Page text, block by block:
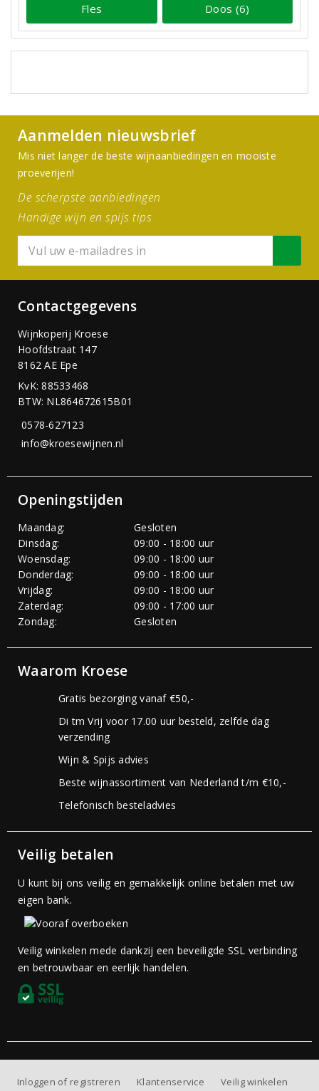
Fles Doos (6)
Aanmelden nieuwsbrief
Mis niet langer de beste wijnaanbiedingen en mooiste
proeverijen!
De scherpste aanbiedingen
Handige wijn en spijs tips
Contactgegevens
Wijnkoperij Kroese
Hoofdstraat 147
8162 AE Epe
KvK: 88533468
BTW: NL864672615B01
0578-627123
info@kroesewijnen.nl
Openingstijden
Maandag:
Gesloten
Dinsdag:
09:00 - 18:00 uur
Woensdag:
09:00 - 18:00 uur
Donderdag:
09:00 - 18:00 uur
Vrijdag:
09:00 - 18:00 uur
Zaterdag:
09:00 - 17:00 uur
Zondag:
Gesloten
Waarom Kroese
Gratis bezorging vanaf €50,-
Di tm Vrij voor 17.00 uur besteld, zelfde dag
verzending
Wijn & Spijs advies
Beste wijnassortiment van Nederland t/m €10,-
Telefonisch besteladvies
Veilig betalen
U kunt bij ons veilig en gemakkelijk online betalen met uw
eigen bank.
Veilig winkelen mede dankzij een beveiligde SSL verbinding
en betrouwbaar en eerlijk handelen.
Inloggen of registreren Klantenservice Veilig winkelen